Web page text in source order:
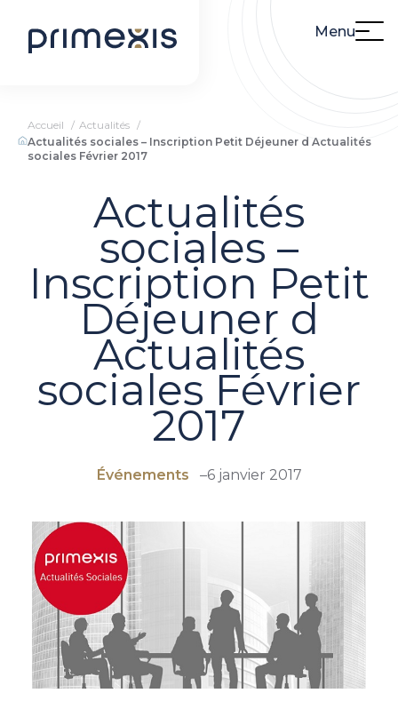
Menu
Accueil
Actualités
Actualités sociales – Inscription Petit Déjeuner d Actualités
sociales Février 2017
Actualités
sociales –
Inscription Petit
Déjeuner d
Actualités
sociales Février
2017
Événements –6 janvier 2017